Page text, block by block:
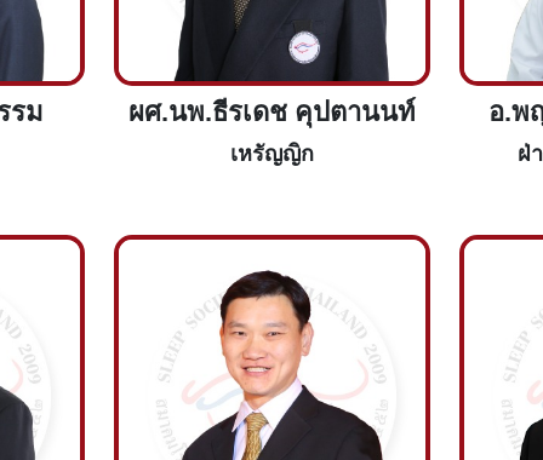
รม ผศ.นพ.ธีรเดช คุปตานนท์
เหรัญญิก
อ.พ
ฝ่